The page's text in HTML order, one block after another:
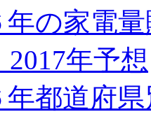
年の家電
年予想
年都道府